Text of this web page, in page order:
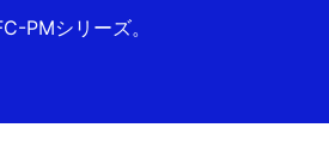
PMシリーズ。